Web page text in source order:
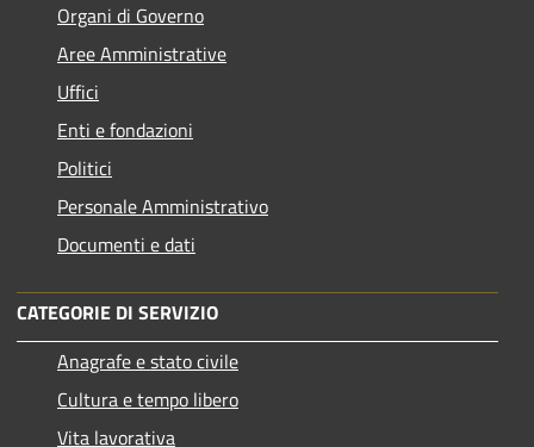
Organi di Governo
Aree Amministrative
Uffici
Enti e fondazioni
Politici
Personale Amministrativo
Documenti e dati
CATEGORIE DI SERVIZIO
Anagrafe e stato civile
Cultura e tempo libero
Vita lavorativa